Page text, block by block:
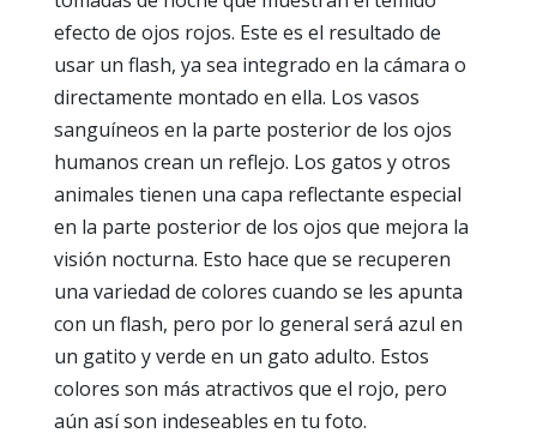
efecto de ojos rojos. Este es el resultado de
usar un flash, ya sea integrado en la cámara o
directamente montado en ella. Los vasos
sanguíneos en la parte posterior de los ojos
humanos crean un reflejo. Los gatos y otros
animales tienen una capa reflectante especial
en la parte posterior de los ojos que mejora la
visión nocturna. Esto hace que se recuperen
una variedad de colores cuando se les apunta
con un flash, pero por lo general será azul en
un gatito y verde en un gato adulto. Estos
colores son más atractivos que el rojo, pero
aún así son indeseables en tu foto.